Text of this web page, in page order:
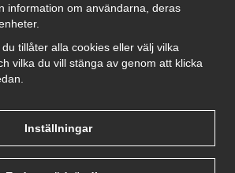
information om användarna, deras
tillåter alla cookies eller välj vilka
vilka du vill stänga av genom att klicka
Inställningar